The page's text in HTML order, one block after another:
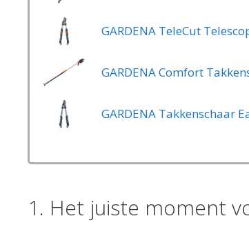
GARDENA Takkenschaar
1. Het juiste moment